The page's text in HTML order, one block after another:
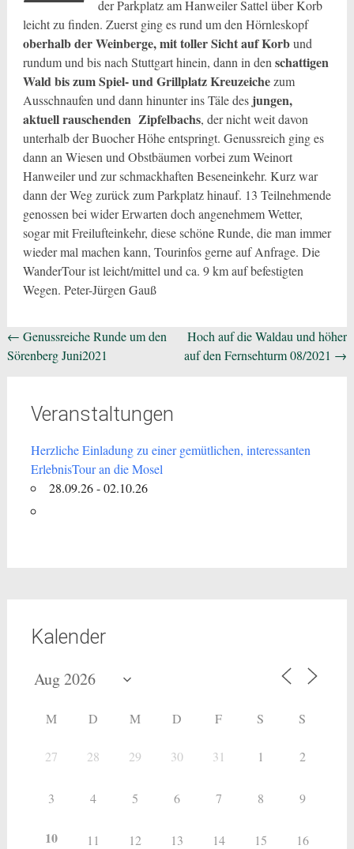
der Parkplatz am Hanweiler Sattel über Korb
leicht zu finden. Zuerst ging es rund um den Hörnleskopf
oberhalb der Weinberge, mit toller Sicht auf Korbund
rundum und bis nach Stuttgart hinein, dann in den schattigen
Wald bis zum Spiel- und Grillplatz Kreuzeichezum
Ausschnaufen und dann hinunter ins Täle des jungen,
aktuell rauschenden Zipfelbachs, der nicht weit davon
unterhalb der Buocher Höhe entspringt. Genussreich ging es
dann an Wiesen und Obstbäumen vorbei zum Weinort
Hanweiler und zur schmackhaften Beseneinkehr. Kurz war
dann der Weg zurück zum Parkplatz hinauf. 13 Teilnehmende
genossen bei wider Erwarten doch angenehmem Wetter,
sogar mit Freilufteinkehr, diese schöne Runde, die man immer
wieder mal machen kann, Tourinfos gerne auf Anfrage. Die
WanderTour ist leicht/mittel und ca. 9 km auf befestigten
Wegen. Peter-Jürgen Gauß
Beitragsnavigation
← Genussreiche Runde um den
Sörenberg Juni2021
Hoch auf die Waldau und höher
auf den Fernsehturm 08/2021 →
Veranstaltungen
Herzliche Einladung zu einer gemütlichen, interessanten
ErlebnisTour an die Mosel
28.09.26 - 02.10.26
Kalender
M D M D F S S
27 28 29 30 31 1 2
3 4 5 6 7 8 9
10 11 12 13 14 15 16